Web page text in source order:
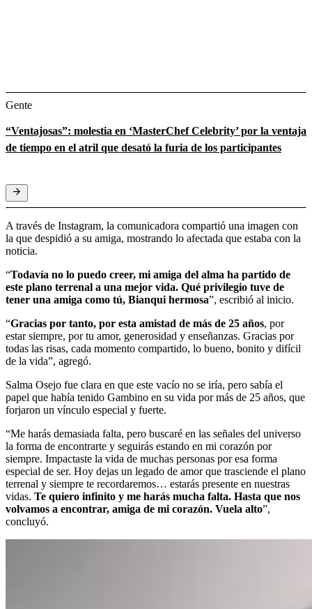
Gente
“Ventajosas”: molestia en ‘MasterChef Celebrity’ por la ventaja
de tiempo en el atril que desató la furia de los participantes
A través de Instagram, la comunicadora compartió una imagen con
la que despidió a su amiga, mostrando lo afectada que estaba con la
noticia.
“Todavía no lo puedo creer, mi amiga del alma ha partido de
este plano terrenal a una mejor vida. Qué privilegio tuve de
tener una amiga como tú, Bianqui hermosa”, escribió al inicio.
“Gracias por tanto, por esta amistad de más de 25 años, por
estar siempre, por tu amor, generosidad y enseñanzas. Gracias por
todas las risas, cada momento compartido, lo bueno, bonito y difícil
de la vida”, agregó.
Salma Osejo fue clara en que este vacío no se iría, pero sabía el
papel que había tenido Gambino en su vida por más de 25 años, que
forjaron un vínculo especial y fuerte.
“Me harás demasiada falta, pero buscaré en las señales del universo
la forma de encontrarte y seguirás estando en mi corazón por
siempre. Impactaste la vida de muchas personas por esa forma
especial de ser. Hoy dejas un legado de amor que trasciende el plano
terrenal y siempre te recordaremos… estarás presente en nuestras
vidas. Te quiero infinito y me harás mucha falta. Hasta que nos
volvamos a encontrar, amiga de mi corazón. Vuela alto”,
concluyó.